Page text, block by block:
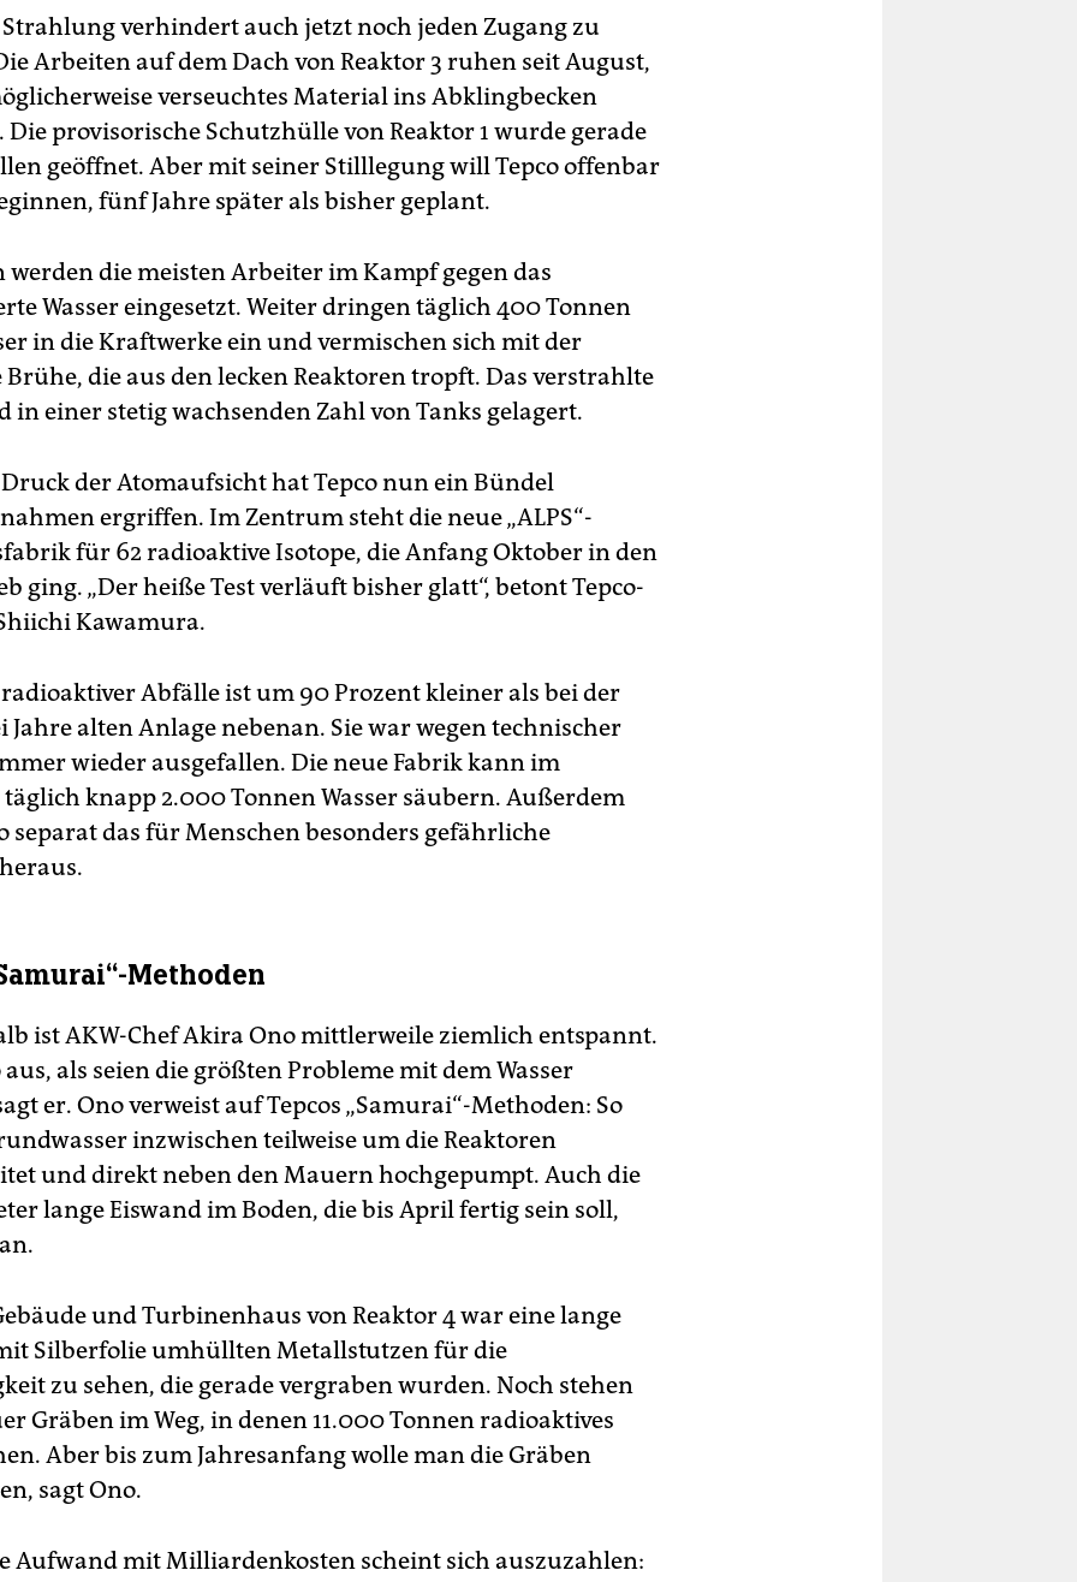
verhindert auch jetzt noch jeden Zugang zu
Arbeiten auf dem Dach von Reaktor 3 ruhen seit August,
verseuchtes Material ins Abklingbecken
Die provisorische Schutzhülle von Reaktor 1 wurde gerade
geöffnet. Aber mit seiner Stilllegung will Tepco offenbar
fünf Jahre später als bisher geplant.
werden die meisten Arbeiter im Kampf gegen das
Wasser eingesetzt. Weiter dringen täglich 400 Tonnen
in die Kraftwerke ein und vermischen sich mit der
die aus den lecken Reaktoren tropft. Das verstrahlte
in einer stetig wachsenden Zahl von Tanks gelagert.
der Atomaufsicht hat Tepco nun ein Bündel
ergriffen. Im Zentrum steht die neue „ALPS“-
für 62 radioaktive Isotope, die Anfang Oktober in den
ging. „Der heiße Test verläuft bisher glatt“, betont Tepco-
Kawamura.
Abfälle ist um 90 Prozent kleiner als bei der
Jahre alten Anlage nebenan. Sie war wegen technischer
wieder ausgefallen. Die neue Fabrik kann im
knapp 2.000 Tonnen Wasser säubern. Außerdem
separat das für Menschen besonders gefährliche
Methoden
ist AKW-Chef Akira Ono mittlerweile ziemlich entspannt.
aus, als seien die größten Probleme mit dem Wasser
er. Ono verweist auf Tepcos „Samurai“-Methoden: So
inzwischen teilweise um die Reaktoren
und direkt neben den Mauern hochgepumpt. Auch die
lange Eiswand im Boden, die bis April fertig sein soll,
und Turbinenhaus von Reaktor 4 war eine lange
Silberfolie umhüllten Metallstutzen für die
zu sehen, die gerade vergraben wurden. Noch stehen
Gräben im Weg, in denen 11.000 Tonnen radioaktives
Aber bis zum Jahresanfang wolle man die Gräben
sagt Ono.
Aufwand mit Milliardenkosten scheint sich auszuzahlen: